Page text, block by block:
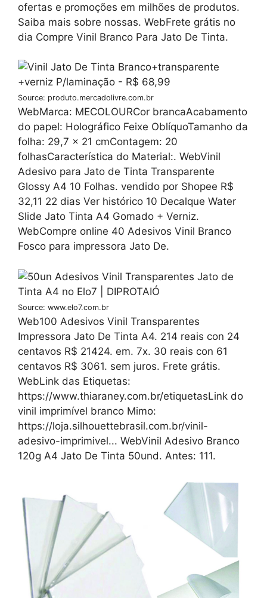
ofertas e promoções em milhões de produtos.
Saiba mais sobre nossas. WebFrete grátis no
dia Compre Vinil Branco Para Jato De Tinta.
Source: produto.mercadolivre.com.br
WebMarca: MECOLOURCor brancaAcabamento
do papel: Holográfico Feixe OblíquoTamanho da
folha: 29,7 x 21 cmContagem: 20
folhasCaracterística do Material:. WebVinil
Adesivo para Jato de Tinta Transparente
Glossy A4 10 Folhas. vendido por Shopee R$
32,11 22 dias Ver histórico 10 Decalque Water
Slide Jato Tinta A4 Gomado + Verniz.
WebCompre online 40 Adesivos Vinil Branco
Fosco para impressora Jato De.
Source: www.elo7.com.br
Web100 Adesivos Vinil Transparentes
Impressora Jato De Tinta A4. 214 reais con 24
centavos R$ 21424. em. 7x. 30 reais con 61
centavos R$ 3061. sem juros. Frete grátis.
WebLink das Etiquetas:
https://www.thiaraney.com.br/etiquetasLink do
vinil imprimível branco Mimo:
https://loja.silhouettebrasil.com.br/vinil-
adesivo-imprimivel... WebVinil Adesivo Branco
120g A4 Jato De Tinta 50und. Antes: 111.